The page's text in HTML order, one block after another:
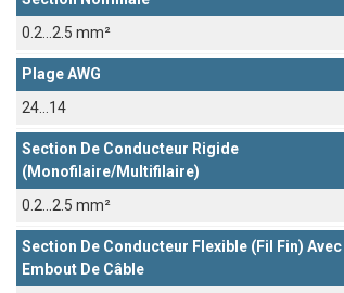
0.2...2.5 mm²
Plage AWG
24...14
Section De Conducteur Rigide
(monofilaire/multifilaire)
0.2...2.5 mm²
Section De Conducteur Flexible (fil Fin) Avec
Embout De Câble